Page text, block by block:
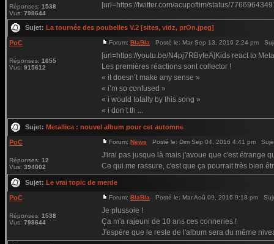
Réponses: 1538
Vus: 798644
[url=https://twitter.com/acupoftim/status/
Sujet: La tournée des poubelles V.2 [sites, vidz, prOn.jpeg]
PoC
Réponses: 1655
Vus: 915612
Forum: BlaBla Posté le: Mar Sep 13, 2016 2:24 pm
[url=https://youtu.be/N4pj7RByIeA]Kids react to
Les premières réactions sont collector !
« it doesn’t make any sense »
« i’m so confused »
« i would totally by this song »
« i don’t th ...
Sujet: Metallica : nouvel album pour cet automne
PoC
Réponses: 12
Vus: 394002
Forum: News Posté le: Dim Sep 04, 2016 4:41 pm
J'irai pas jusque là mais j'avoue que c'est étrange
Ce qui me rassure, c'est que ça pourrait très bien
Sujet: Le vrai topic de merde
PoC
Réponses: 1538
Vus: 798644
Forum: BlaBla Posté le: Mar Aoû 09, 2016 9:18 pm
Je plussoie !
Ça m'a rajeuni de 10 ans ces conneries !
J'espère que le reste de l'album sera du même